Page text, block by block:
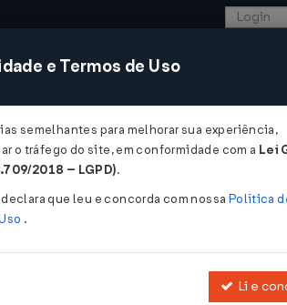
SISTEMAS COMÉRCIO
e Termos de Uso
semelhantes para melhorar sua experiência,
o tráfego do site, em conformidade com a Lei
2018 – LGPD).
que leu e concorda com nossa Política
.
Li e